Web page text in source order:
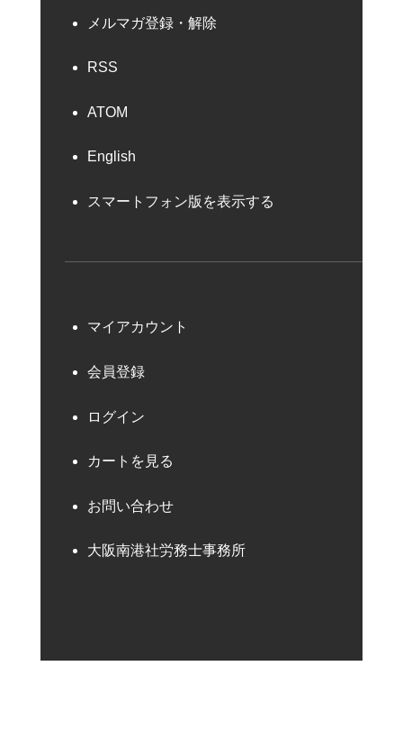
メルマガ登録・解除
RSS
ATOM
English
スマートフォン版を表示する
マイアカウント
会員登録
ログイン
カートを見る
お問い合わせ
大阪南港社労務士事務所